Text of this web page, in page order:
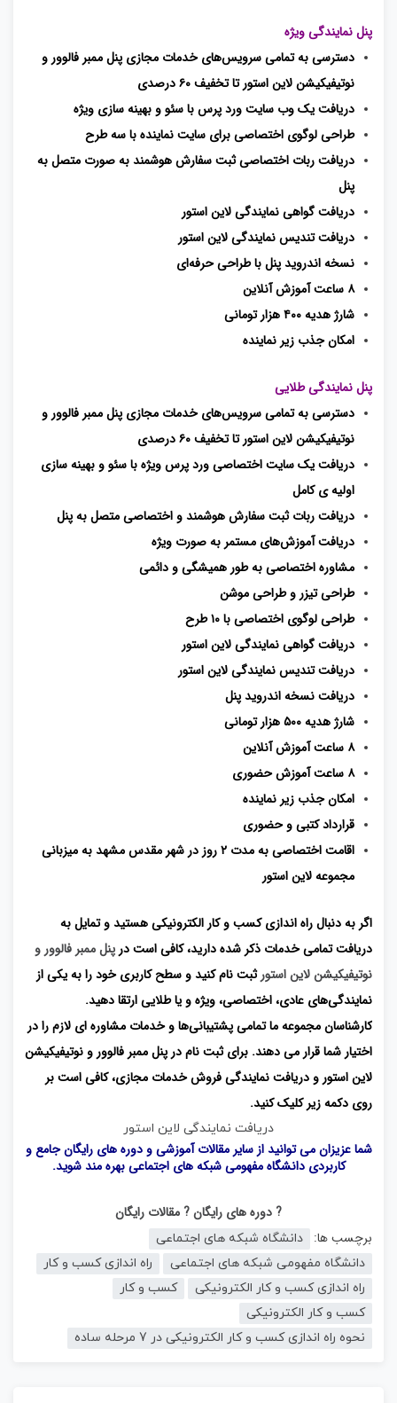
پنل نمایندگی ویژه
دسترسی به تمامی سرویس‌های خدمات مجازی پنل ممبر فالوور و
نوتیفیکیشن لاین استور تا تخفیف ۶۰ درصدی
دریافت یک وب سایت ورد پرس با سئو و بهینه سازی ویژه
طراحی لوگوی اختصاصی برای سایت نماینده با سه طرح
دریافت ربات اختصاصی ثبت سفارش هوشمند به صورت متصل به
پنل
دریافت گواهی نمایندگی لاین استور
دریافت تندیس نمایندگی لاین استور
نسخه اندروید پنل با طراحی حرفه‌ای
۸ ساعت آموزش آنلاین
شارژ هدیه ۴۰۰ هزار تومانی
امکان جذب زیر نماینده
پنل نمایندگی طلایی
دسترسی به تمامی سرویس‌های خدمات مجازی پنل ممبر فالوور و
نوتیفیکیشن لاین استور تا تخفیف ۶۰ درصدی
دریافت یک سایت اختصاصی ورد پرس ویژه با سئو و بهینه ‌سازی
اولیه ی کامل
دریافت ربات ثبت سفارش هوشمند و اختصاصی متصل به پنل
دریافت آموزش‌های مستمر به صورت ویژه
مشاوره اختصاصی به طور همیشگی و دائمی
طراحی تیزر و طراحی موشن
طراحی لوگوی اختصاصی با ۱۰ طرح
دریافت گواهی نمایندگی لاین استور
دریافت تندیس نمایندگی لاین استور
دریافت نسخه اندروید پنل
شارژ هدیه ۵۰۰ هزار تومانی
۸ ساعت آموزش آنلاین
۸ ساعت آموزش حضوری
امکان جذب زیر نماینده
قرارداد کتبی و حضوری
اقامت اختصاصی به مدت ۲ روز در شهر مقدس مشهد به میزبانی
مجموعه لاین استور
اگر به دنبال راه اندازی کسب و کار الکترونیکی هستید و تمایل به
دریافت تمامی خدمات ذکر شده دارید، کافی است در پنل ممبر فالوور و
نوتیفیکیشن لاین استورثبت ‌نام کنید و سطح کاربری خود را به یکی از
نمایندگی‌های عادی، اختصاصی، ویژه و یا طلایی ارتقا دهید.
کارشناسان مجموعه ما تمامی پشتیبانی‌ها و خدمات مشاوره ‌ای لازم را در
اختیار شما قرار می دهند. برای ثبت نام در پنل ممبر فالوور و نوتیفیکیشن
لاین استور و دریافت نمایندگی فروش خدمات مجازی، کافی است بر
روی دکمه زیر کلیک کنید.
دریافت نمایندگی لاین استور
شما عزیزان می توانید از سایر مقالات آموزشی و دوره های رایگان جامع و
کاربردیدانشگاه مفهومی شبکه های اجتماعیبهره مند شوید.
? دوره های رایگان? مقالات رایگان
برچسب ها:
دانشگاه شبکه های اجتماعی
دانشگاه مفهومی شبکه های اجتماعی
راه اندازی کسب و کار
راه اندازی کسب و کار الکترونیکی
کسب و کار
کسب و کار الکترونیکی
نحوه راه اندازی کسب و کار الکترونیکی در 7 مرحله ساده